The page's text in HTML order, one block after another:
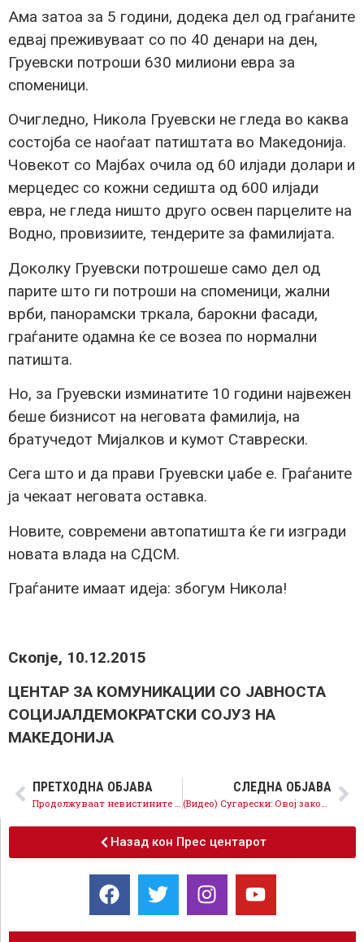
Ама затоа за 5 години, додека дел од граѓаните
едвај преживуваат со по 40 денари на ден,
Груевски потроши 630 милиони евра за
споменици.
Очигледно, Никола Груевски не гледа во каква
состојба се наоѓаат патиштата во Македонија.
Човекот со Мајбах очила од 60 илјади долари и
мерцедес со кожни седишта од 600 илјади
евра, не гледа ништо друго освен парцелите на
Водно, провизиите, тендерите за фамилијата.
Доколку Груевски потрошеше само дел од
парите што ги потроши на споменици, жални
врби, панорамски тркала, барокни фасади,
граѓаните одамна ќе се возеа по нормални
патишта.
Но, за Груевски изминатите 10 години највежен
беше бизнисот на неговата фамилија, на
братучедот Мијалков и кумот Ставрески.
Сега што и да прави Груевски џабе е. Граѓаните
ја чекаат неговата оставка.
Новите, современи автопатишта ќе ги изгради
новата влада на СДСМ.
Граѓаните имаат идеја: збогум Никола!
Скопје, 10.12.2015
ЦЕНТАР ЗА КОМУНИКАЦИИ СО ЈАВНОСТА
СОЦИЈАЛДЕМОКРАТСКИ СОЈУЗ НА
МАКЕДОНИЈА
ПРЕТХОДНА ОБЈАВА СЛЕДНА ОБЈАВА
Назад кон Прес центарот